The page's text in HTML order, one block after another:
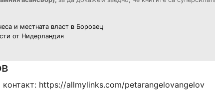
и местната власт в Боровец
от Нидерландия
https://allmylinks.com/petarangelovangelov